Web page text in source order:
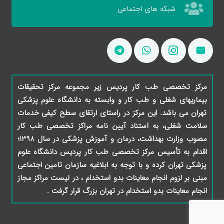
شبکه های اجتماعی
مرکز تخصصی طب کار پردیس زیر مجموعه مرکز تحقیقات
بیماریهای شغلی و طب کار و وابسته به دانشگاه علوم پزشکی
تهران می باشد. این مرکز در راستای ارتقای سطح کیفی خدمات
سلامت شغلی، به استناد آیین نامه مراکز تخصصی طب کار
مصوب وزارت بهداشت، درمان و آموزش پزشکی در سال 1398؛
اقدام به تأسیس مرکز تخصصی طب کار پردیس دانشگاه علوم
پزشکی تهران کرده و با توجه به ابلاغیه سازمان تامین اجتماعی
مبنی بر لزوم انجام معاینات بدو استخدام ، در لیست مراکز مجاز
انجام معاینات بدو استخدام در تهران بزرگ قرار گرفت .